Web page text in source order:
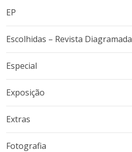
EP
Escolhidas – Revista Diagramada
Especial
Exposição
Extras
Fotografia